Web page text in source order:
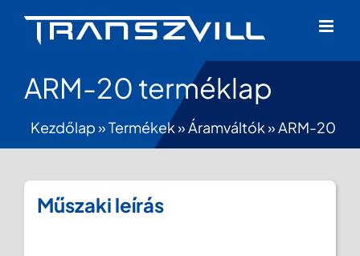
ARM-20 terméklap
Kezdőlap»Termékek»Áramváltók»ARM-20
Műszaki leírás